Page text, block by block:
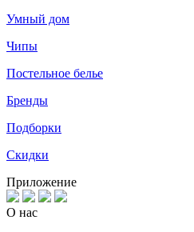
Умный дом
Чипы
Постельное белье
Бренды
Подборки
Скидки
Приложение
О нас